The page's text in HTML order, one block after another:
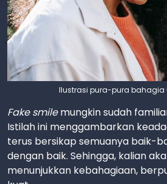
Ilustrasi pura-pura bahagia
Fake smilemungkin sudah
Istilah ini menggambarkan
terus bersikap semuanya baik-
dengan baik. Sehingga, kalian
menunjukkan kebahagiaan,